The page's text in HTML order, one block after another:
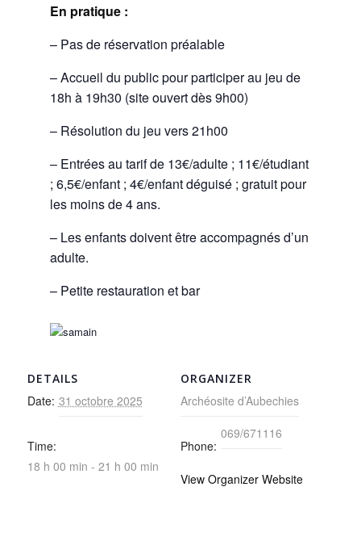
En pratique :
– Pas de réservation préalable
– Accueil du public pour participer au jeu de
18h à 19h30 (site ouvert dès 9h00)
– Résolution du jeu vers 21h00
– Entrées au tarif de 13€/adulte ; 11€/étudiant
; 6,5€/enfant ; 4€/enfant déguisé ; gratuit pour
les moins de 4 ans.
– Les enfants doivent être accompagnés d’un
adulte.
– Petite restauration et bar
DETAILS
Date: 31 octobre 2025
Time:
18 h 00 min - 21 h 00 min
ORGANIZER
Archéosite d’Aubechies
Phone:
069/671116
View Organizer Website